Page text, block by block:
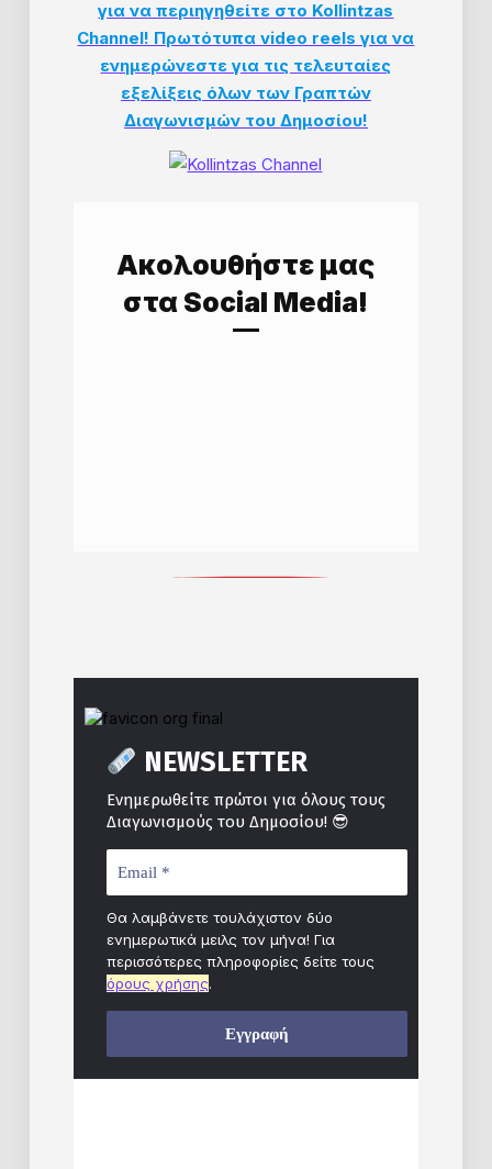
για να περιηγηθείτε στο Kollintzas
Channel! Πρωτότυπα video reels για να
ενημερώνεστε για τις τελευταίες
εξελίξεις όλων των Γραπτών
Διαγωνισμών του Δημοσίου!
Aκολουθήστε μας
στα Social Media!
NEWSLETTER
Ενημερωθείτε πρώτοι για όλους τους
Διαγωνισμούς του Δημοσίου!😎
Θα λαμβάνετε τουλάχιστον δύο
ενημερωτικά μειλς τον μήνα! Για
περισσότερες πληροφορίες δείτε τους
όρους χρήσης.